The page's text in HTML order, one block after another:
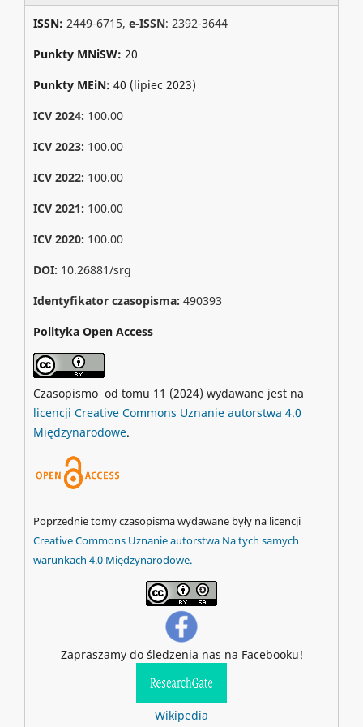
ISSN: 2449-6715, e-ISSN: 2392-3644
Punkty MNiSW: 20
Punkty MEiN: 40 (lipiec 2023)
ICV 2024: 100.00
ICV 2023: 100.00
ICV 2022: 100.00
ICV 2021: 100.00
ICV 2020: 100.00
DOI: 10.26881/srg
Identyfikator czasopisma: 490393
Polityka Open Access
Czasopismo od tomu 11 (2024) wydawane jest na
licencji Creative Commons Uznanie autorstwa 4.0
Międzynarodowe.
Poprzednie tomy czasopisma wydawane były na licencji
Creative Commons Uznanie autorstwa Na tych samych
warunkach 4.0 Międzynarodowe.
Zapraszamy do śledzenia nas na Facebooku!
Wikipedia